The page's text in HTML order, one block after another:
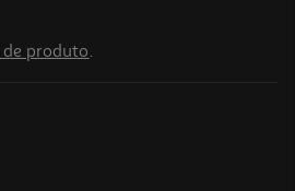
produto.